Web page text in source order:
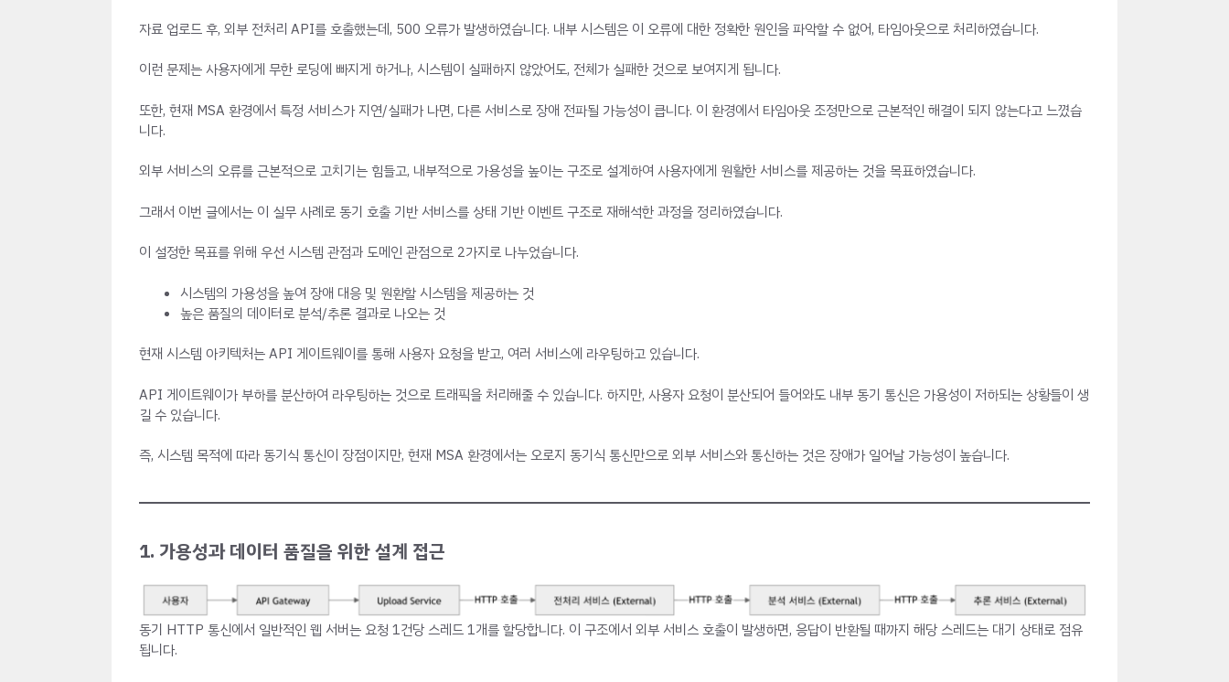
자료 업로드 후, 외부 전처리 API를 호출했는데, 500 오류가 발생하였습니다. 내부 시스템은 이 오류에 대한 정확한 원인을 파악할 수 없어, 타임아웃으로 처리하였습니다.
이런 문제는 사용자에게 무한 로딩에 빠지게 하거나, 시스템이 실패하지 않았어도, 전체가 실패한 것으로 보여지게 됩니다.
또한, 현재 MSA 환경에서 특정 서비스가 지연/실패가 나면, 다른 서비스로 장애 전파될 가능성이 큽니다. 이 환경에서 타임아웃 조정만으로 근본적인 해결이 되지 않는다고 느꼈습
니다.
외부 서비스의 오류를 근본적으로 고치기는 힘들고, 내부적으로 가용성을 높이는 구조로 설계하여 사용자에게 원활한 서비스를 제공하는 것을 목표하였습니다.
그래서 이번 글에서는 이 실무 사례로 동기 호출 기반 서비스를 상태 기반 이벤트 구조로 재해석한 과정을 정리하였습니다.
이 설정한 목표를 위해 우선 시스템 관점과 도메인 관점으로 2가지로 나누었습니다.
시스템의 가용성을 높여 장애 대응 및 원환할 시스템을 제공하는 것
높은 품질의 데이터로 분석/추론 결과로 나오는 것
현재 시스템 아키텍처는 API 게이트웨이를 통해 사용자 요청을 받고, 여러 서비스에 라우팅하고 있습니다.
API 게이트웨이가 부하를 분산하여 라우팅하는 것으로 트래픽을 처리해줄 수 있습니다. 하지만, 사용자 요청이 분산되어 들어와도 내부 동기 통신은 가용성이 저하되는 상황들이 생
길 수 있습니다.
즉, 시스템 목적에 따라 동기식 통신이 장점이지만, 현재 MSA 환경에서는 오로지 동기식 통신만으로 외부 서비스와 통신하는 것은 장애가 일어날 가능성이 높습니다.
1. 가용성과 데이터 품질을 위한 설계 접근
동기 HTTP 통신에서 일반적인 웹 서버는 요청 1건당 스레드 1개를 할당합니다. 이 구조에서 외부 서비스 호출이 발생하면, 응답이 반환될 때까지 해당 스레드는 대기 상태로 점유
됩니다.